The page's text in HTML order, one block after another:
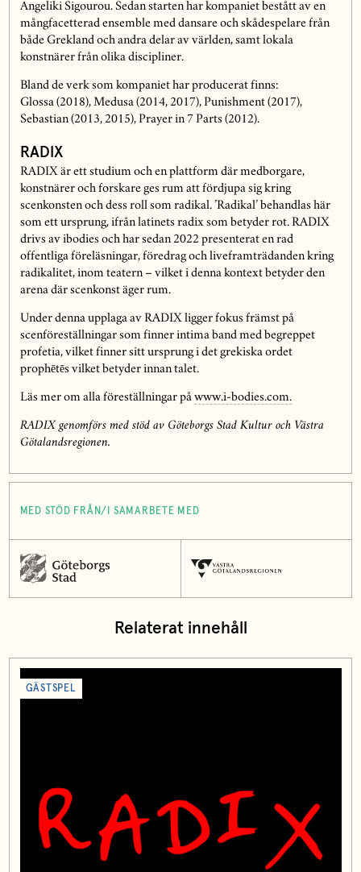
Angeliki Sigourou. Sedan starten har kompaniet bestått av en
mångfacetterad ensemble med dansare och skådespelare från
både Grekland och andra delar av världen, samt lokala
konstnärer från olika discipliner.
Bland de verk som kompaniet har producerat finns:
Glossa (2018), Medusa (2014, 2017), Punishment (2017),
Sebastian (2013, 2015), Prayer in 7 Parts (2012).
RADIX
RADIX är ett studium och en plattform där medborgare,
konstnärer och forskare ges rum att fördjupa sig kring
scenkonsten och dess roll som radikal. ’Radikal’ behandlas här
som ett ursprung, ifrån latinets radix som betyder rot. RADIX
drivs av ibodies och har sedan 2022 presenterat en rad
offentliga föreläsningar, föredrag och liveframträdanden kring
radikalitet, inom teatern – vilket i denna kontext betyder den
arena där scenkonst äger rum.
Under denna upplaga av RADIX ligger fokus främst på
scenföreställningar som finner intima band med begreppet
profetia, vilket finner sitt ursprung i det grekiska ordet
prophētēs vilket betyder innan talet.
Läs mer om alla föreställningar på www.i-bodies.com.
RADIX genomförs med stöd av Göteborgs Stad Kultur och Västra
Götalandsregionen.
MED STÖD FRÅN/I SAMARBETE MED
Relaterat innehåll
GÄSTSPEL